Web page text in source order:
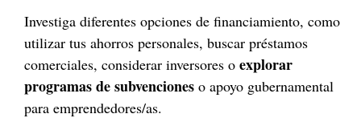
Investiga diferentes opciones de financiamiento, como
utilizar tus ahorros personales, buscar préstamos
comerciales, considerar inversores o explorar
programas de subvenciones o apoyo gubernamental
para emprendedores/as.